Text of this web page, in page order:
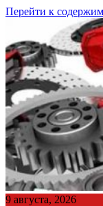
Перейти к
9 августа, 2026